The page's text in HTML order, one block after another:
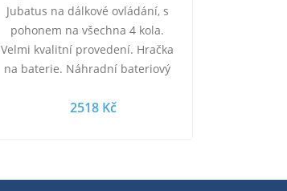
Jubatus na dálkové ovládání, s
pohonem na všechna 4 kola.
Velmi kvalitní provedení. Hračka
na baterie. Náhradní bateriový
auto na…
2518 Kč